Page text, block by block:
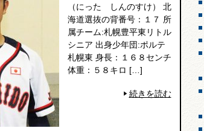
（にった しんのすけ） 北
海道選抜の背番号：１７ 所
属チーム:札幌豊平東リトル
シニア 出身少年団:ポルテ
札幌東 身長：１６８センチ
体重：５８キロ […]
続きを読む